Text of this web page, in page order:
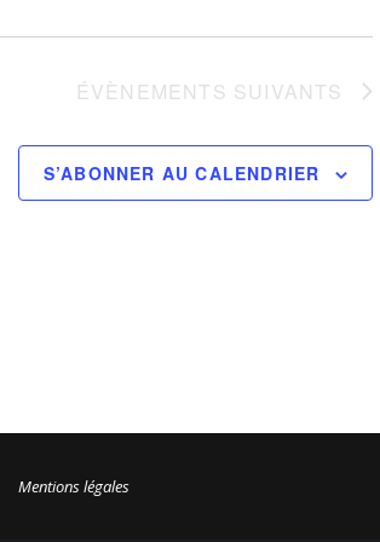
ÉVÈNEMENTS SUIVANTS
S’ABONNER AU CALENDRIER
Mentions légales